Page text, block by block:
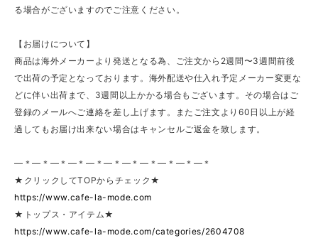
る場合がございますのでご注意ください。
【お届けについて】
商品は海外メーカーより発送となる為、ご注文から2週間〜3週間前後
で出荷の予定となっております。海外配送や仕入れ予定メーカー変更な
どに伴い出荷まで、3週間以上かかる場合もございます。その場合はご
登録のメールへご連絡を差し上げます。またご注文より60日以上が経
過してもお届け出来ない場合はキャンセルご返金を致します。
—＊—＊—＊—＊—＊—＊—＊—＊—＊—＊—＊
★クリックしてTOPからチェック★
https://www.cafe-la-mode.com
★トップス・アイテム★
https://www.cafe-la-mode.com/categories/2604708